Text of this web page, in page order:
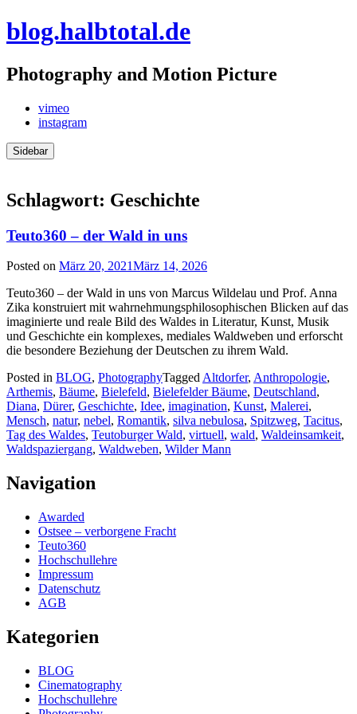
Skip
to
blog.halbtotal.de
Photography and Motion Picture
vimeo
instagram
Sidebar
Schlagwort: Geschichte
Teuto360 – der Wald in uns
Posted on März 20, 2021März 14, 2026
Teuto360 – der Wald in uns von Marcus Wildelau und Prof. Anna
Zika konstruiert mit wahrnehmungsphilosophischen Blicken auf das
imaginierte und reale Bild des Waldes in Literatur, Kunst, Musik
und Geschichte ein komplexes, mediales Waldweben und erforscht
die besondere Beziehung der Deutschen zu ihrem Wald.
Posted in BLOG, PhotographyTagged Altdorfer, Anthropologie,
Arthemis, Bäume, Bielefeld, Bielefelder Bäume, Deutschland,
Diana, Dürer, Geschichte, Idee, imagination, Kunst, Malerei,
Mensch, natur, nebel, Romantik, silva nebulosa, Spitzweg, Tacitus,
Tag des Waldes, Teutoburger Wald, virtuell, wald, Waldeinsamkeit,
Waldspaziergang, Waldweben, Wilder Mann
Navigation
Awarded
Ostsee – verborgene Fracht
Teuto360
Hochschullehre
Impressum
Datenschutz
AGB
Kategorien
BLOG
Cinematography
Hochschullehre